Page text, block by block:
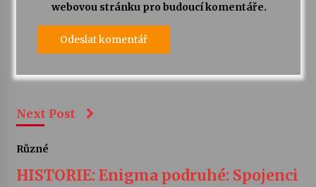
webovou stránku pro budoucí komentáře.
Next Post
Různé
HISTORIE: Enigma podruhé: Spojenci